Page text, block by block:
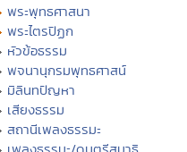
พระพุทธศาสนา
พระไตรปิฏก
หัวข้อธรรม
พจนานุกรมพุทธศาสน์
มิลินทปัญหา
เสียงธรรม
สถานีเพลงธรรมะ